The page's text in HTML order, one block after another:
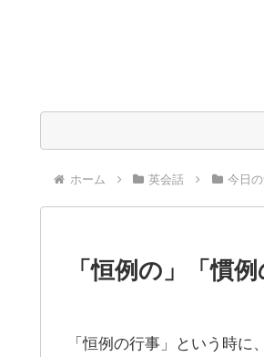
ホーム 英会話 今日
「恒例の」「慣
「恒例の行事」という時